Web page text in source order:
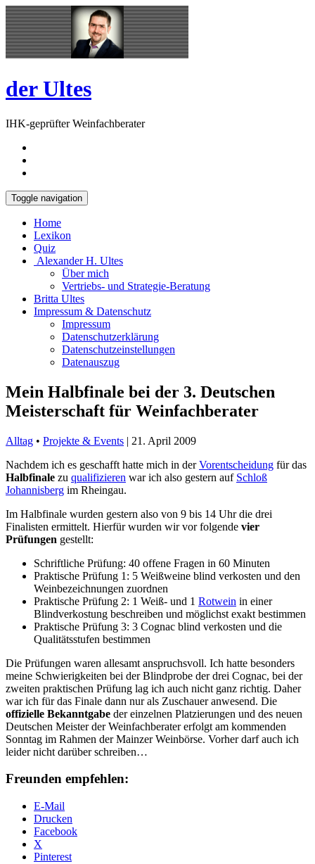
Skip
to
content
Open
Sidebar
der Ultes
IHK-geprüfter Weinfachberater
Toggle navigation
Home
Lexikon
Quiz
Alexander H. Ultes
Über mich
Vertriebs- und Strategie-Beratung
Britta Ultes
Impressum & Datenschutz
Impressum
Datenschutzerklärung
Datenschutzeinstellungen
Datenauszug
Mein Halbfinale bei der 3. Deutschen
Meisterschaft für Weinfachberater
Alltag • Projekte & Events | 21. April 2009
Nachdem ich es geschafft hatte mich in derVorentscheidung für das
Halbfinale zu qualifizieren war ich also gestern auf Schloß
Johannisberg im Rheingau.
Im Halbfinale wurden gestern also von 9 bis 14 Uhr die drei
Finalisten ermittelt. Hierfür wurden wir vor folgende vier
Prüfungen gestellt:
Schriftliche Prüfung: 40 offene Fragen in 60 Minuten
Praktische Prüfung 1: 5 Weißweine blind verkosten und den
Weinbezeichnungen zuordnen
Praktische Prüfung 2: 1 Weiß- und 1 Rotwein in einer
Blindverkostung beschreiben und möglichst exakt bestimmen
Praktische Prüfung 3: 3 Cognac blind verkosten und die
Qualitätsstufen bestimmen
Die Prüfungen waren allesamt anspruchsvoll. Ich hatte besonders
meine Schwierigkeiten bei der Blindprobe der drei Cognac, bei der
zweiten praktischen Prüfung lag ich auch nicht ganz richtig. Daher
war ich für das Finale dann nur als Zuschauer anwesend. Die
offizielle Bekanntgabe der einzelnen Platzierungen und des neuen
Deutschen Meister der Weinfachberater erfolgt am kommenden
Sonntag im Rahmen der Mainzer Weinbörse. Vorher darf auch ich
leider nicht darüber schreiben…
Freunden empfehlen:
E-Mail
Drucken
Facebook
X
Pinterest